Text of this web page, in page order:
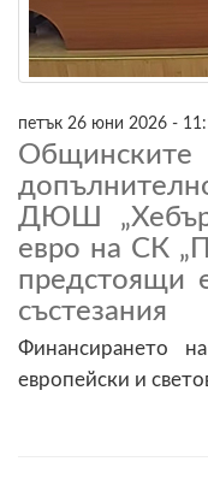
петък 26 юни 2026 -
Общинските
ДЮШ
евро на СК
предстоящи
състезания
Финансирането
европейски и